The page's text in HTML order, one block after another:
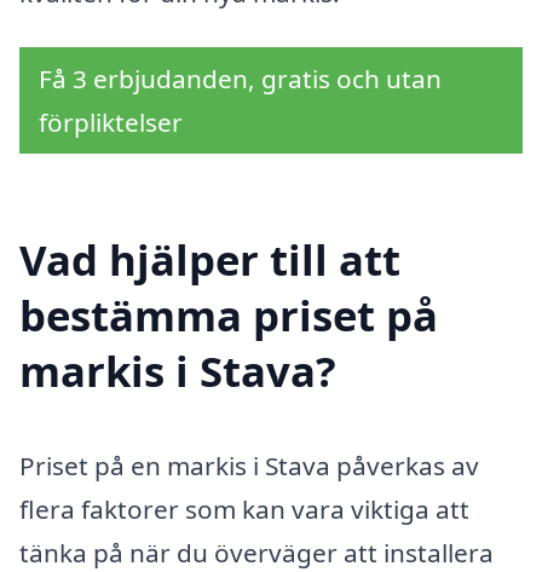
Få 3 erbjudanden, gratis och utan
förpliktelser
Vad hjälper till att
bestämma priset på
markis i Stava?
Priset på en markis i Stava påverkas av
flera faktorer som kan vara viktiga att
tänka på när du överväger att installera